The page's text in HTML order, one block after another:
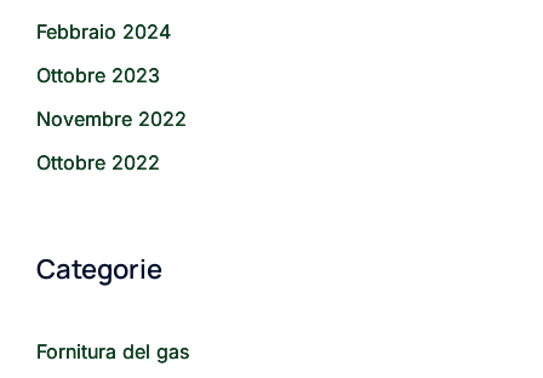
Febbraio 2024
Ottobre 2023
Novembre 2022
Ottobre 2022
Categorie
Fornitura del gas